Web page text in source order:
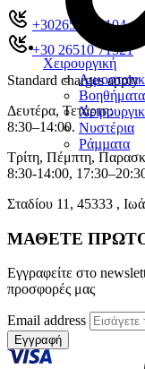
Χειρουργική
Νυστέρια
Ράµµατα
+302651022104
+30 26510 71321
Standard charges apply
Δευτέρα, Τετάρτη:
8:30–14:00.
Τρίτη, Πέμπτη,
8:30-14:00,
Σταδίου 11, 45333 ,
ΜΑΘΕΤΕ
Εγγραφείτε στο
προσφορές μας
Email address
Εγγραφή